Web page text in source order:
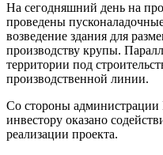
На сегодняшний день на
проведены
возведение здания для
производству крупы.
территории под
производственной линии.
Со стороны администрации
инвестору оказано
реализации проекта.